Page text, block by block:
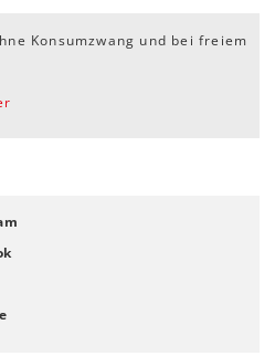
Konsumzwang und bei freiem